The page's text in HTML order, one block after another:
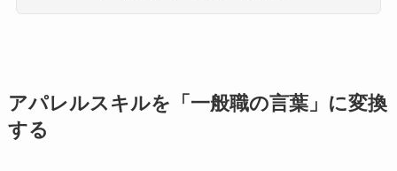
アパレルスキルを「一般職の言葉」に変換
する